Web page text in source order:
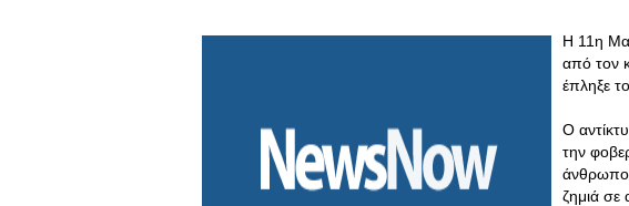
H 11η
από τον
έπληξε
Ο
την
ζημιά σε